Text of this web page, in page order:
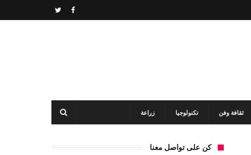
ثقافة وفن تكنولوجيا زراعة
كن على تواصل معنا